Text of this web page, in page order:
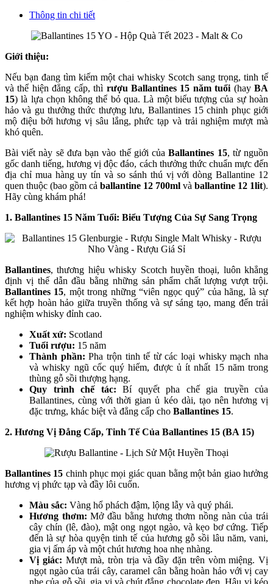
Thông tin chi tiết
Giới thiệu:
Nếu bạn đang tìm kiếm một chai whisky Scotch sang trọng, tinh tế
và thể hiện đẳng cấp, thì rượu Ballantines 15 năm tuổi (hayBA
15) là lựa chọn không thể bỏ qua. Là một biểu tượng của sự hoàn
hảo và gu thưởng thức thượng lưu, Ballantines 15 chinh phục giới
mộ điệu bởi hương vị sâu lắng, phức tạp và trải nghiệm mượt mà
khó quên.
Bài viết này sẽ đưa bạn vào thế giới củaBallantines 15, từ nguồn
gốc danh tiếng, hương vị độc đáo, cách thưởng thức chuẩn mực đến
địa chỉ mua hàng uy tín và so sánh thú vị với dòng Ballantine 12
quen thuộc (bao gồm cả ballantine 12 700ml và ballantine 12 1lit).
Hãy cùng khám phá!
1. Ballantines 15 Năm Tuổi: Biểu Tượng Của Sự Sang Trọng
Ballantines, thương hiệu whisky Scotch huyền thoại, luôn khẳng
định vị thế dẫn đầu bằng những sản phẩm chất lượng vượt trội.
Ballantines 15, một trong những “viên ngọc quý” của hãng, là sự
kết hợp hoàn hảo giữa truyền thống và sự sáng tạo, mang đến trải
nghiệm whisky đỉnh cao.
Xuất xứ: Scotland
Tuổi rượu: 15 năm
Thành phần: Pha trộn tinh tế từ các loại whisky mạch nha
và whisky ngũ cốc quý hiếm, được ủ ít nhất 15 năm trong
thùng gỗ sồi thượng hạng.
Quy trình chế tác: Bí quyết pha chế gia truyền của
Ballantines, cùng với thời gian ủ kéo dài, tạo nên hương vị
đặc trưng, khác biệt và đẳng cấp cho Ballantines 15.
2. Hương Vị Đẳng Cấp, Tinh Tế Của Ballantines 15 (BA 15)
Ballantines 15 chinh phục mọi giác quan bằng một bản giao hưởng
hương vị phức tạp và đầy lôi cuốn.
Màu sắc: Vàng hổ phách đậm, lộng lẫy và quý phái.
Hương thơm: Mở đầu bằng hương thơm nồng nàn của trái
cây chín (lê, đào), mật ong ngọt ngào, và kẹo bơ cứng. Tiếp
đến là sự hòa quyện tinh tế của hương gỗ sồi lâu năm, vani,
gia vị ấm áp và một chút hương hoa nhẹ nhàng.
Vị giác: Mượt mà, tròn trịa và đầy đặn trên vòm miệng. Vị
ngọt ngào của trái cây, caramel cân bằng hoàn hảo với vị cay
nhẹ của gỗ sồi, gia vị và chút đắng chocolate đen. Hậu vị kéo